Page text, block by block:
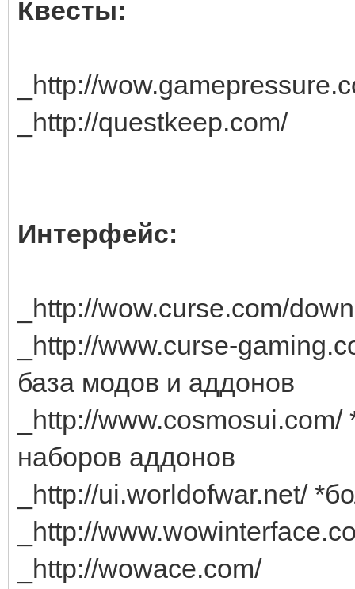
Квесты:
_http://
_http://questkeep.com/
Интерфейс:
_http://wow.curse.com/
_http://www.curse-
база модов и аддонов
_http://
наборов аддонов
_http://ui.worldofwar.net/
_http://
_http://wowace.com/